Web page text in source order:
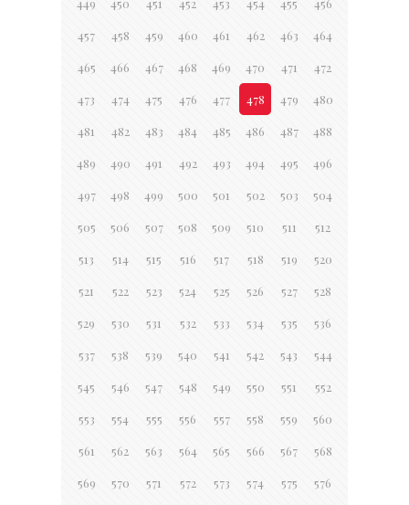
457 458 459 460 461 462 463 464
465 466 467 468 469 470 471 472
473 474 475 476 477 478 479 480
481 482 483 484 485 486 487 488
489 490 491 492 493 494 495 496
497 498 499 500 501 502 503 504
505 506 507 508 509 510 511 512
513 514 515 516 517 518 519 520
521 522 523 524 525 526 527 528
529 530 531 532 533 534 535 536
537 538 539 540 541 542 543 544
545 546 547 548 549 550 551 552
553 554 555 556 557 558 559 560
561 562 563 564 565 566 567 568
569 570 571 572 573 574 575 576